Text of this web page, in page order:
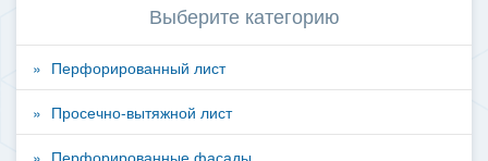
Выберите категорию
Перфорированный лист
Просечно-вытяжной лист
Перфорированные фасады